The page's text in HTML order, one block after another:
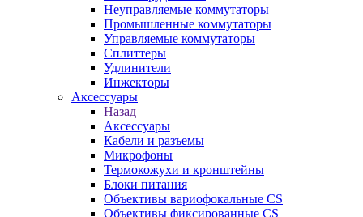
Неуправляемые коммутаторы
Промышленные коммутаторы
Управляемые коммутаторы
Сплиттеры
Удлинители
Инжекторы
Аксессуары
Назад
Аксессуары
Кабели и разъемы
Микрофоны
Термокожухи и кронштейны
Блоки питания
Объективы вариофокальные CS
Объективы фиксированные CS